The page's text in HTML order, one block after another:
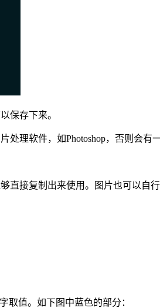
保存下来。
处理软件，如Photoshop，否则会有
直接复制出来使用。图片也可以自
取值。如下图中蓝色的部分：